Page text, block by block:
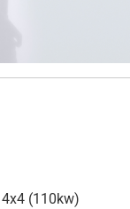
(110kw)